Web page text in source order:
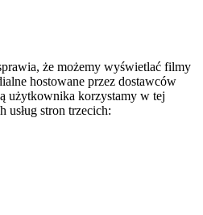
że możemy wyświetlać filmy
hostowane przez dostawców
użytkownika korzystamy w tej
usług stron trzecich: